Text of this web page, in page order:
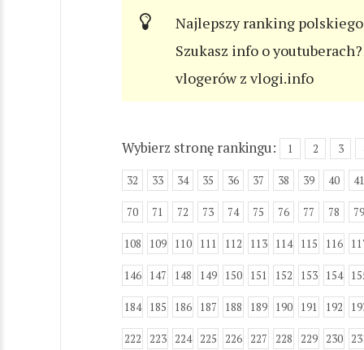
Najlepszy ranking
Szukasz info o
vlogerów z vlogi.info
Wybierz stronę rankingu: 1 2 3
32 33 34 35 36 37 38 39 40 41
70 71 72 73 74 75 76 77 78 79
108 109 110 111 112 113 114 115 116
146 147 148 149 150 151 152 153 154
184 185 186 187 188 189 190 191 192
222 223 224 225 226 227 228 229 230